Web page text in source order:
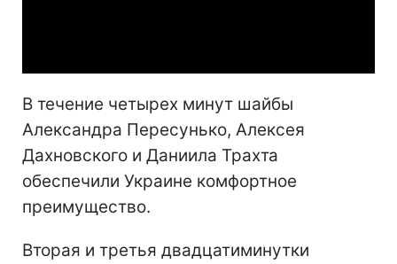
В течение четырех минут шайбы
Александра Пересунько, Алексея
Дахновского и Даниила Трахта
обеспечили Украине комфортное
преимущество.
Вторая и третья двадцатиминутки